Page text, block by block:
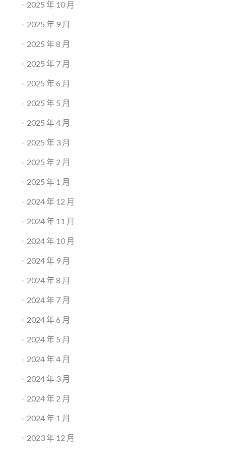
2025 年 10 月
2025 年 9 月
2025 年 8 月
2025 年 7 月
2025 年 6 月
2025 年 5 月
2025 年 4 月
2025 年 3 月
2025 年 2 月
2025 年 1 月
2024 年 12 月
2024 年 11 月
2024 年 10 月
2024 年 9 月
2024 年 8 月
2024 年 7 月
2024 年 6 月
2024 年 5 月
2024 年 4 月
2024 年 3 月
2024 年 2 月
2024 年 1 月
2023 年 12 月